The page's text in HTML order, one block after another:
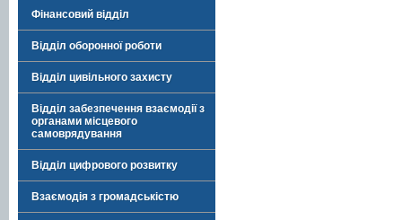
Фінансовий відділ
Відділ оборонної роботи
Відділ цивільного захисту
Відділ забезпечення взаємодії з
органами місцевого
самоврядування
Відділ цифрового розвитку
Взаємодія з громадськістю